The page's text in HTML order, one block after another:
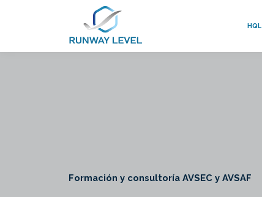
HQL
Formación y consultoría AVSEC y AVSAF